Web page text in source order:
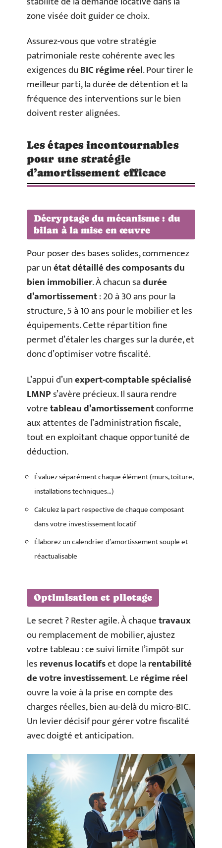
zone visée doit guider ce choix.
Assurez-vous que votre stratégie
patrimoniale reste cohérente avec les
exigences duBIC régime réel. Pour tirer le
meilleur parti, la durée de détention et la
fréquence des interventions sur le bien
doivent rester alignées.
Les étapes incontournables
pour une stratégie
d’amortissement efficace
Décryptage du mécanisme : du
bilan à la mise en œuvre
Pour poser des bases solides, commencez
par unétat détaillé des composants du
bien immobilier. À chacun sadurée
d’amortissement: 20 à 30 ans pour la
structure, 5 à 10 ans pour le mobilier et les
équipements. Cette répartition fine
permet d’étaler les charges sur la durée, et
donc d’optimiser votre fiscalité.
L’appui d’unexpert-comptable spécialisé
LMNPs’avère précieux. Il saura rendre
votretableau d’amortissementconforme
aux attentes de l’administration fiscale,
tout en exploitant chaque opportunité de
déduction.
Évaluez séparément chaque élément (murs, toiture,
installations techniques…)
Calculez la part respective de chaque composant
dans votre investissement locatif
Élaborez un calendrier d’amortissement souple et
réactualisable
Optimisation et pilotage
Le secret ? Rester agile. À chaquetravaux
ou remplacement de mobilier, ajustez
votre tableau : ce suivi limite l’impôt sur
lesrevenus locatifset dope larentabilité
de votre investissement. Lerégime réel
ouvre la voie à la prise en compte des
charges réelles, bien au-delà du micro-BIC.
Un levier décisif pour gérer votre fiscalité
avec doigté et anticipation.